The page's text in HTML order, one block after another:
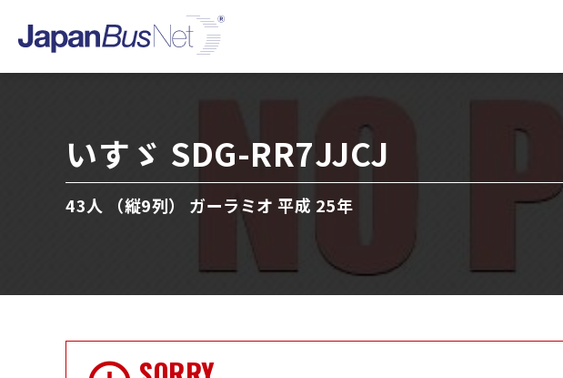
いすゞ SDG-RR7JJCJ
43人 （縦9列） ガーラミオ 平成 25年